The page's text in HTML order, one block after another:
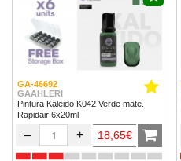
GA-46692
GAAHLERI
Pintura Kaleido K042 Verde mate.
Rapidair 6x20ml
– + 18,65€